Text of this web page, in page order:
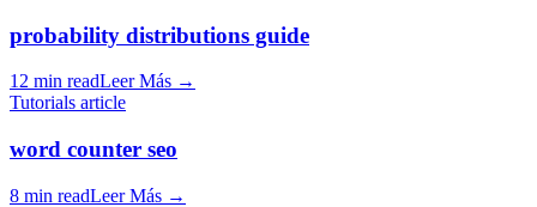
probability distributions guide
12 min readLeer Más →
Tutorials article
word counter seo
8 min readLeer Más →